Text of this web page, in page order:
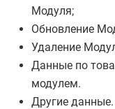
Модуля;
Обновление
Удаление
Данные по
модулем.
Другие данные.